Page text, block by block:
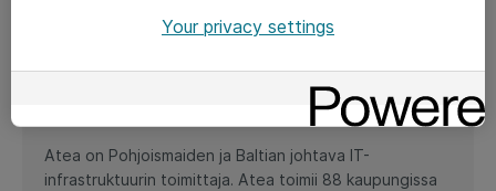
Timen listaus kokonaisuudessaan
Atea on Pohjoismaiden ja Baltian johtava IT-
infrastruktuurin toimittaja. Atea toimii 88 kaupungissa
Your privacy settings